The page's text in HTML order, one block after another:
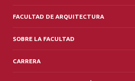
FACULTAD DE ARQUITECTURA
SOBRE LA FACULTAD
CARRERA